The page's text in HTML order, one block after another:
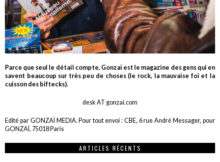
Parce que seul le détail compte, Gonzaï est le magazine des gens qui en
savent beaucoup sur très peu de choses (le rock, la mauvaise foi et la
cuisson des biftecks).
desk AT gonzai.com
Edité par GONZAÏ MEDIA. Pour tout envoi : CBE, 6 rue André Messager, pour
GONZAÏ, 75018 Paris
ARTICLES RÉCENTS